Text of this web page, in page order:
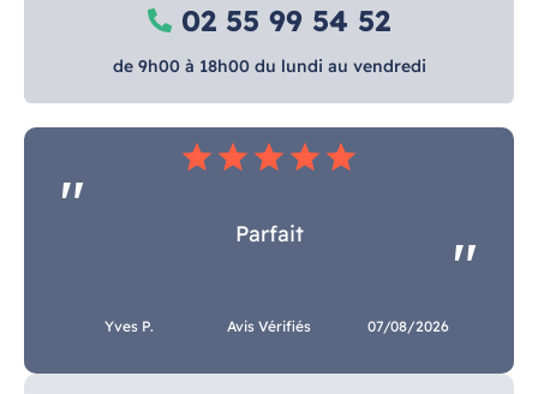
02 55 99 54 52
de 9h00 à 18h00 du lundi au vendredi
star star star star star
Parfait
Yves P. Avis Vérifiés 07/08/2026